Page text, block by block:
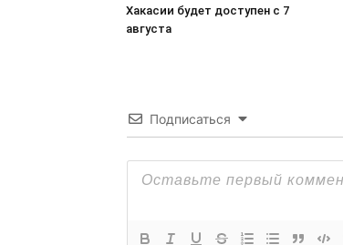
Хакасии будет доступен с 7
августа
Подписаться